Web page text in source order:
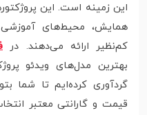
این زمینه است. این
همایش، محیط‌های آموزشی
کم‌نظیر ارائه می‌دهند. در
گردآوری کرده‌ایم تا شما
قیمت و گارانتی معتبر